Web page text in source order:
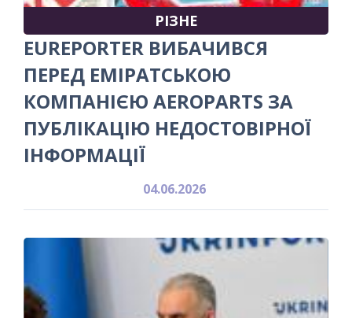
РІЗНЕ
​EUREPORTER ВИБАЧИВСЯ
ПЕРЕД ЕМІРАТСЬКОЮ
КОМПАНІЄЮ AEROPARTS ЗА
ПУБЛІКАЦІЮ НЕДОСТОВІРНОЇ
ІНФОРМАЦІЇ
04.06.2026